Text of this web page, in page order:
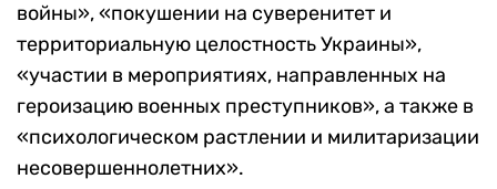
войны», «покушении на суверенитет и
территориальную целостность Украины»,
«участии в мероприятиях, направленных на
героизацию военных преступников», а также в
«психологическом растлении и милитаризации
несовершеннолетних».